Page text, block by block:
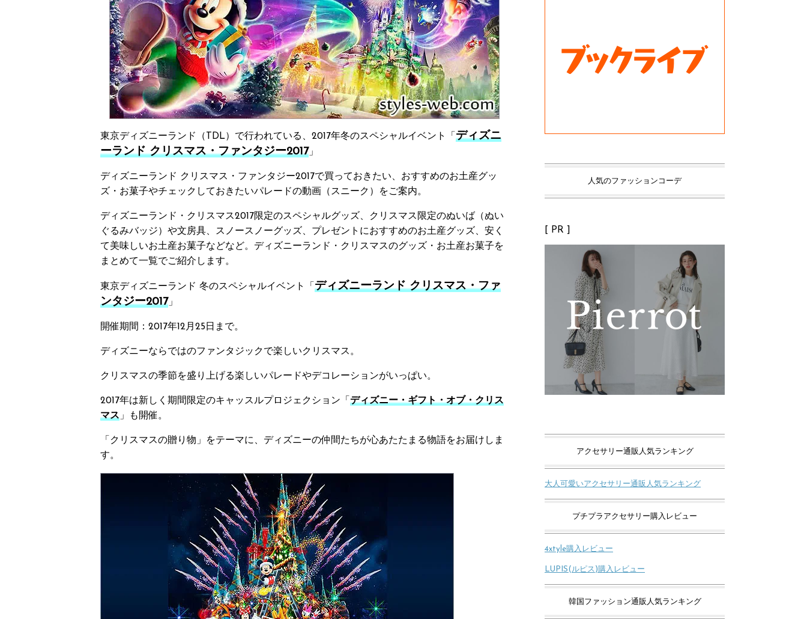
東京ディズニーランド（TDL）で行われている、2017年冬のスペシャルイベント「 ディズニ
ーランド クリスマス・ファンタジー2017」
ディズニーランド クリスマス・ファンタジー2017で買っておきたい、おすすめのお土産グッ
ズ・お菓子やチェックしておきたいパレードの動画（スニーク）をご案内。
ディズニーランド・クリスマス2017限定のスペシャルグッズ、クリスマス限定のぬいば（ぬい
ぐるみバッジ）や文房具、スノースノーグッズ、プレゼントにおすすめのお土産グッズ、安く
て美味しいお土産お菓子などなど。ディズニーランド・クリスマスのグッズ・お土産お菓子を
まとめて一覧でご紹介します。
東京ディズニーランド 冬のスペシャルイベント「 ディズニーランド クリスマス・ファ
ンタジー2017」
開催期間：2017年12月25日まで。
ディズニーならではのファンタジックで楽しいクリスマス。
クリスマスの季節を盛り上げる楽しいパレードやデコレーションがいっぱい。
2017年は新しく期間限定のキャッスルプロジェクション「 ディズニー・ギフト・オブ・クリス
マス」も開催。
「クリスマスの贈り物」をテーマに、ディズニーの仲間たちが心あたたまる物語をお届けしま
す。
人気のファッションコーデ
[ PR ]
アクセサリー通販人気ランキング
大人可愛いアクセサリー通販人気ランキング
プチプラアクセサリー購入レビュー
4xtyle購入レビュー
LUPIS(ルピス)購入レビュー
韓国ファッション通販人気ランキング